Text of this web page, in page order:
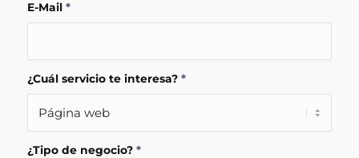
E-Mail *
¿Cuál servicio te interesa? *
¿Tipo de negocio? *